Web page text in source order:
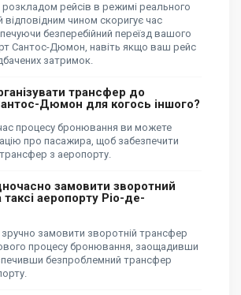
рейсів в режимі реального
відповідним чином скоригує час
безперебійний переїзд вашого
Сантос-Дюмон, навіть якщо ваш рейс
затримок.
трансфер до
Дюмон для когось іншого?
процесу бронювання ви можете
про пасажира, щоб забезпечити
з аеропорту.
замовити зворотний
аеропорту Ріо-де-
замовити зворотній трансфер
процесу бронювання, заощадивши
безпроблемний трансфер